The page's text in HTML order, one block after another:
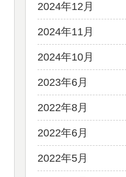
2024年12月
2024年11月
2024年10月
2023年6月
2022年8月
2022年6月
2022年5月